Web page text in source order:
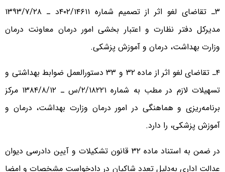
۳ـ تقاضای لغو اثر از تصمیم شماره ۴۰۲/۱۴۶۱۱د ـ ۱۳۹۳/۷/۲۸
مدیرکل دفتر نظارت و اعتبار بخشی امور درمان معاونت درمان
وزارت بهداشت، درمان و آموزش پزشکی.
۴ـ تقاضای لغو اثر از ماده ۳۲ و ۳۳ دستورالعمل ضوابط بهداشتی و
تسهیلات لازم در مطب به شماره ۲/۱۸۲۲۱/س ـ ۱۳۸۴/۸/۱۲ مرکز
برنامه‌ریزی و هماهنگی در امور درمان وزارت بهداشت، درمان و
آموزش پزشکی، را دارد.
در ضمن به استناد ماده ۳۲ قانون تشکیلات و آیین دادرسی دیوان
عدالت اداری به‌دلیل تعدد شاکیان در دادخواست مشخصات و امضا